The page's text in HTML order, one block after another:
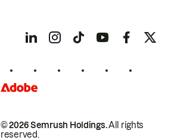
© 2026 Semrush Holdings.All rights
reserved.